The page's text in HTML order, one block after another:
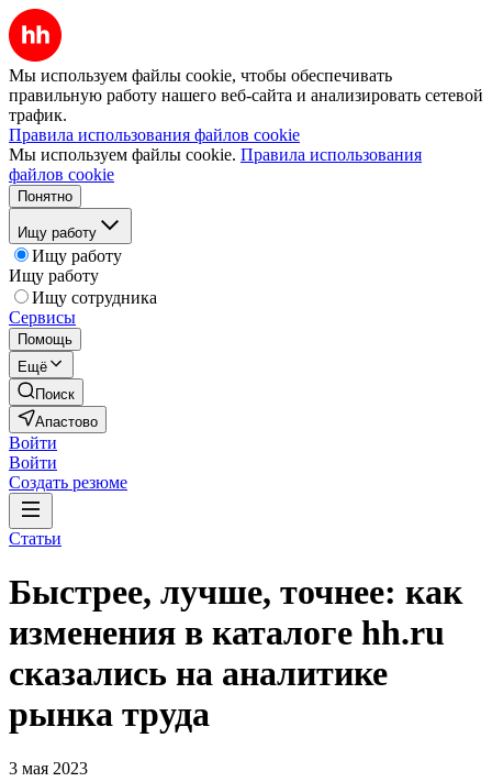
Мы используем файлы cookie, чтобы обеспечивать
правильную работу нашего веб-сайта и анализировать сетевой
трафик.
Правила использования файлов cookie
Мы используем файлы cookie. Правила использования
файлов cookie
Понятно
Ищу работу
Ищу работу
Ищу работу
Ищу сотрудника
Сервисы
Помощь
Ещё
Поиск
Апастово
Войти
Войти
Создать резюме
Статьи
Быстрее, лучше, точнее: как
изменения в каталоге hh.ru
сказались на аналитике
рынка труда
3 мая 2023